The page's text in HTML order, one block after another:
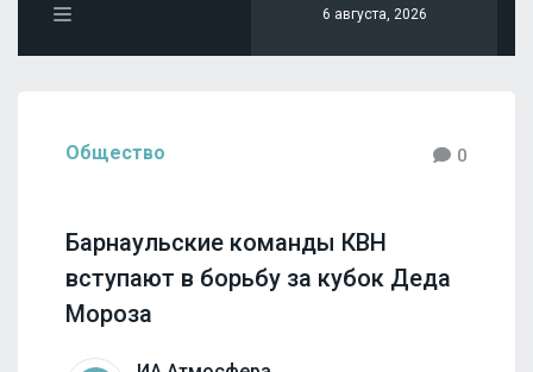
6 августа, 2026
Общество 0
Барнаульские команды КВН
вступают в борьбу за кубок Деда
Мороза